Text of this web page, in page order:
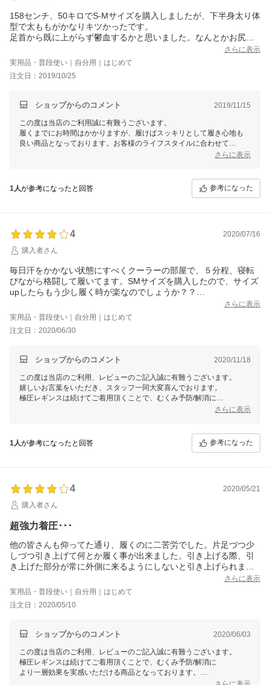
158センチ、50キロでS-Mサイズを購入しましたが、下半身太り体
型で太ももがかなりキツかったです。
足首から既に上がらず鬱血するかと思いました。なんとかお尻ま
で上げましたが、途中で布がたごまってしまい、その部分が食い
込んで痛い‥上手に履くまで時間がかかりそうです。
ただ履いた瞬間から足がスッキリして気持ちいい！以前購入した
ものはお腹部分が食い込んで吐きそうでしたが、それもなく！ト
夜寝るときに使えるようなもう少しゆるいものも別で欲しくなり
さらに表示
実用品・普段使い｜自分用｜はじめて
注文日：2019/10/25
ショップからのコメント 2019/11/15
この度は当店のご利用誠に有難うございます。
履くまでにお時間はかかりますが、履けばスッキリとして履き心地も
良い商品となっております。お客様のライフスタイルに合わせて
さらに表示
1人が参考になったと回答 参考になった
4
2020/07/16
購入者さん
毎日汗をかかない状態にすべくクーラーの部屋で、５分程、寝転
びながら格闘して履いてます。SMサイズを購入したので、サイズ
upしたらもう少し履く時が楽なのでしょうか？？
でも、こういった加圧や極圧の商品は履きにくい事は了承の上購
入しているので、次回購入時にLも試してみようかなー程度の気持
トイレは確かに億劫になります。溢れ出たお肉達をもとの位置に
でも、履いているとほっそり見えるし、履いてしまえば楽だし、
くことなくベタベタしないのでストレスフリーです。
肌も痒くならずに済んだので、破れたり薄くなってきたらリピし
ようと思います。
さらに表示
実用品・普段使い｜自分用｜はじめて
注文日：2020/06/30
ショップからのコメント 2020/11/18
この度は当店のご利用、レビューのご記入誠に有難うございます。
嬉しいお言葉をいただき、スタッフ一同大変喜んでおります。
極圧レギンスは続けてご着用頂くことで、むくみ予防/解消に
さらに表示
1人が参考になったと回答 参考になった
4
2020/05/21
購入者さん
超強力着圧･･･
他の皆さんも仰ってた通り、履くのに二苦労でした。片足づつ少
しづつ引き上げて何とか履く事が出来ました。引き上げる際、引
き上げた部分が常に外側に来るようにしないと引き上げられませ
ん。ｲﾒｰｼﾞが描きずらいですが超-着圧なので内側に巻き込むと引
き上げられません。履き切ったときはホッとしました。10分くら
いかかったかな。履いてしまうとこれまた他のﾚﾋﾞｭｰ通り、圧が気
持ちいいくらいで歩く時足取りが何となく軽くなったような気が
ちょっと変ですが見えるところではないので気にしなければOKで
さらに表示
実用品・普段使い｜自分用｜はじめて
注文日：2020/05/10
ショップからのコメント 2020/06/03
この度は当店のご利用、レビューのご記入誠に有難うございます。
極圧レギンスは続けてご着用頂くことで、むくみ予防/解消に
より一層効果を実感いただける商品となっております。